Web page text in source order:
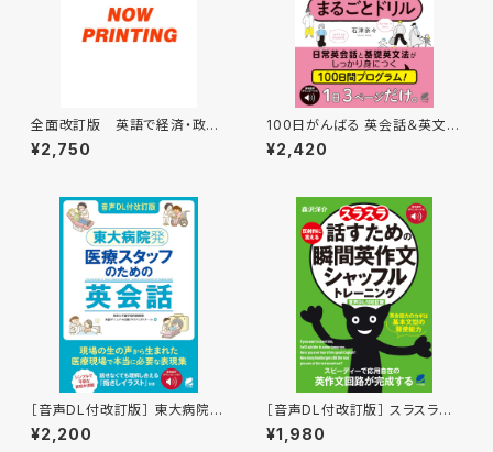
全面改訂版 英語で経済・政
治・社会を討論する技術と表
現 ［音声DL付］
¥2,750
100日がんばる 英会話＆英文法
まるごとドリル ［音声DL付］
¥2,420
［音声DL付改訂版］ 東大病院
発 医療スタッフのための英会
話
¥2,200
［音声DL付改訂版］ スラスラ話
すための瞬間英作文シャッフルト
レーニング
¥1,980